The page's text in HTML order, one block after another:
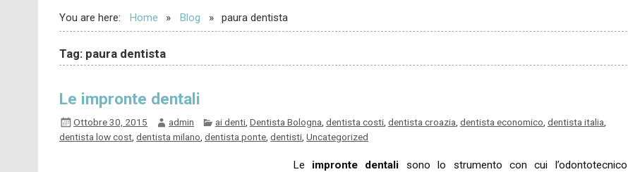
You are here: Home Blog paura dentista
Tag: paura dentista
Le impronte dentali
Ottobre 30, 2015 admin ai denti, Dentista Bologna dentista costi, dentista croazia dentista economico dentista italia
dentista low cost,dentista milano,dentista ponte,dentisti,Uncategorized
Le impronte dentali sono lo strumento con cui l’odontotecnico